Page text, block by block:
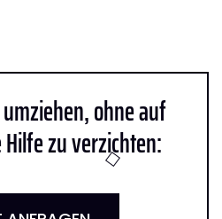
ohne auf
zu verzichten: